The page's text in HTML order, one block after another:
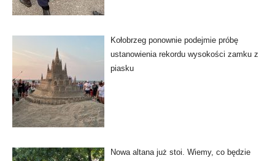
Kołobrzeg ponownie podejmie próbę
ustanowienia rekordu wysokości zamku z
piasku
Nowa altana już stoi. Wiemy, co będzie